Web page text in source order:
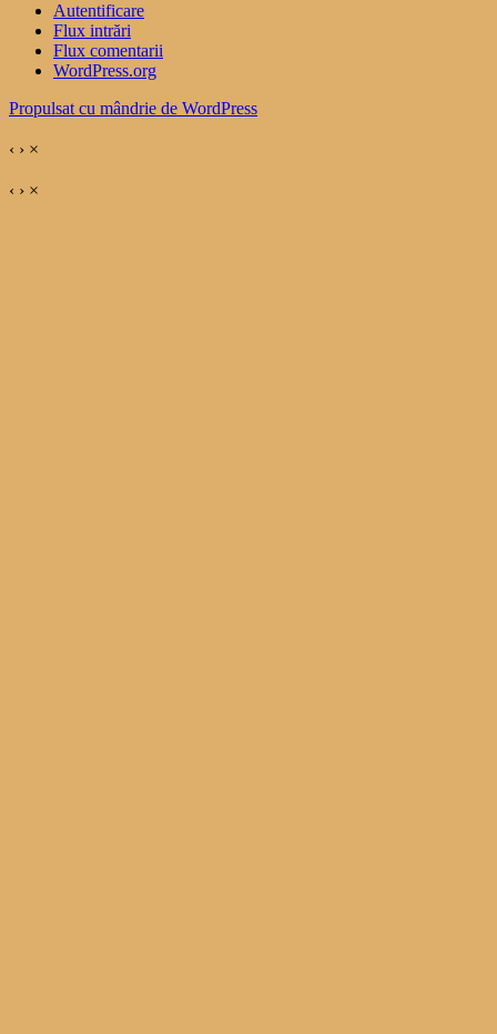
Autentificare
Flux intrări
Flux comentarii
WordPress.org
Propulsat cu mândrie de WordPress
‹ › ×
‹ › ×